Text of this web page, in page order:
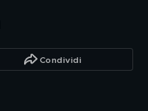
Condividi